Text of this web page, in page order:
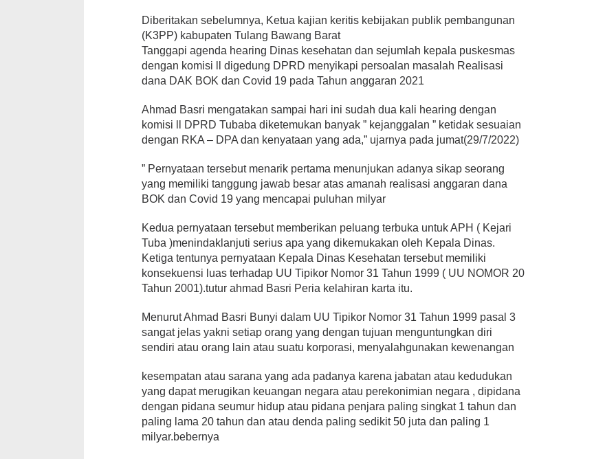
Diberitakan sebelumnya, Ketua kajian keritis kebijakan publik pembangunan
(K3PP) kabupaten Tulang Bawang Barat
Tanggapi agenda hearing Dinas kesehatan dan sejumlah kepala puskesmas
dengan komisi ll digedung DPRD menyikapi persoalan masalah Realisasi
dana DAK BOK dan Covid 19 pada Tahun anggaran 2021
Ahmad Basri mengatakan sampai hari ini sudah dua kali hearing dengan
komisi ll DPRD Tubaba diketemukan banyak ” kejanggalan ” ketidak sesuaian
dengan RKA – DPA dan kenyataan yang ada,” ujarnya pada jumat(29/7/2022)
” Pernyataan tersebut menarik pertama menunjukan adanya sikap seorang
yang memiliki tanggung jawab besar atas amanah realisasi anggaran dana
BOK dan Covid 19 yang mencapai puluhan milyar
Kedua pernyataan tersebut memberikan peluang terbuka untuk APH ( Kejari
Tuba )menindaklanjuti serius apa yang dikemukakan oleh Kepala Dinas.
Ketiga tentunya pernyataan Kepala Dinas Kesehatan tersebut memiliki
konsekuensi luas terhadap UU Tipikor Nomor 31 Tahun 1999 ( UU NOMOR 20
Tahun 2001).tutur ahmad Basri Peria kelahiran karta itu.
Menurut Ahmad Basri Bunyi dalam UU Tipikor Nomor 31 Tahun 1999 pasal 3
sangat jelas yakni setiap orang yang dengan tujuan menguntungkan diri
sendiri atau orang lain atau suatu korporasi, menyalahgunakan kewenangan
kesempatan atau sarana yang ada padanya karena jabatan atau kedudukan
yang dapat merugikan keuangan negara atau perekonimian negara , dipidana
dengan pidana seumur hidup atau pidana penjara paling singkat 1 tahun dan
paling lama 20 tahun dan atau denda paling sedikit 50 juta dan paling 1
milyar.bebernya